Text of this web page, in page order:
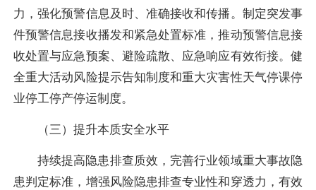
力，强化预警信息及时、准确接收和传播。制定突发事
件预警信息接收播发和紧急处置标准，推动预警信息接
收处置与应急预案、避险疏散、应急响应有效衔接。健
全重大活动风险提示告知制度和重大灾害性天气停课停
业停工停产停运制度。
（三）提升本质安全水平
持续提高隐患排查质效，完善行业领域重大事故隐
患判定标准，增强风险隐患排查专业性和穿透力，有效